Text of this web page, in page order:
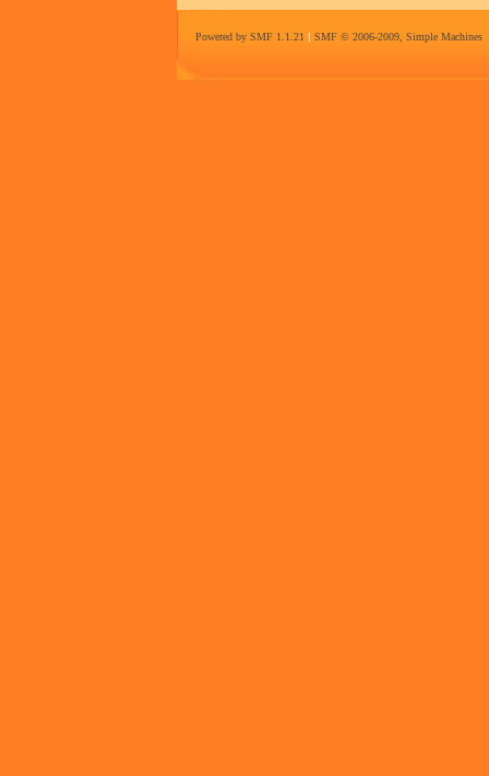
Powered by SMF 1.1.21 | SMF © 2006-2009, Simple Machines